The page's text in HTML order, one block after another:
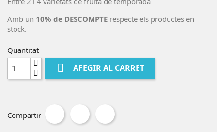
Amb un 10% de DESCOMPTE respecte els productes en
stock.
Quantitat
 AFEGIR AL CARRET
Compartir